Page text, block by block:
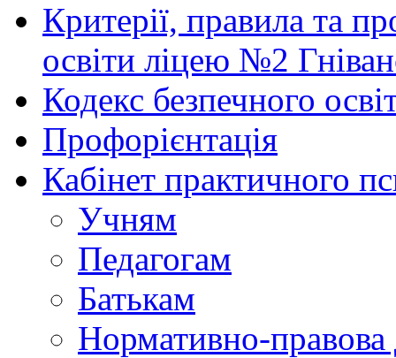
Критерії, правила та
освіти ліцею №2
Кодекс безпечного
Профорієнтація
Кабінет практичного
Учням
Педагогам
Батькам
Нормативно-правова